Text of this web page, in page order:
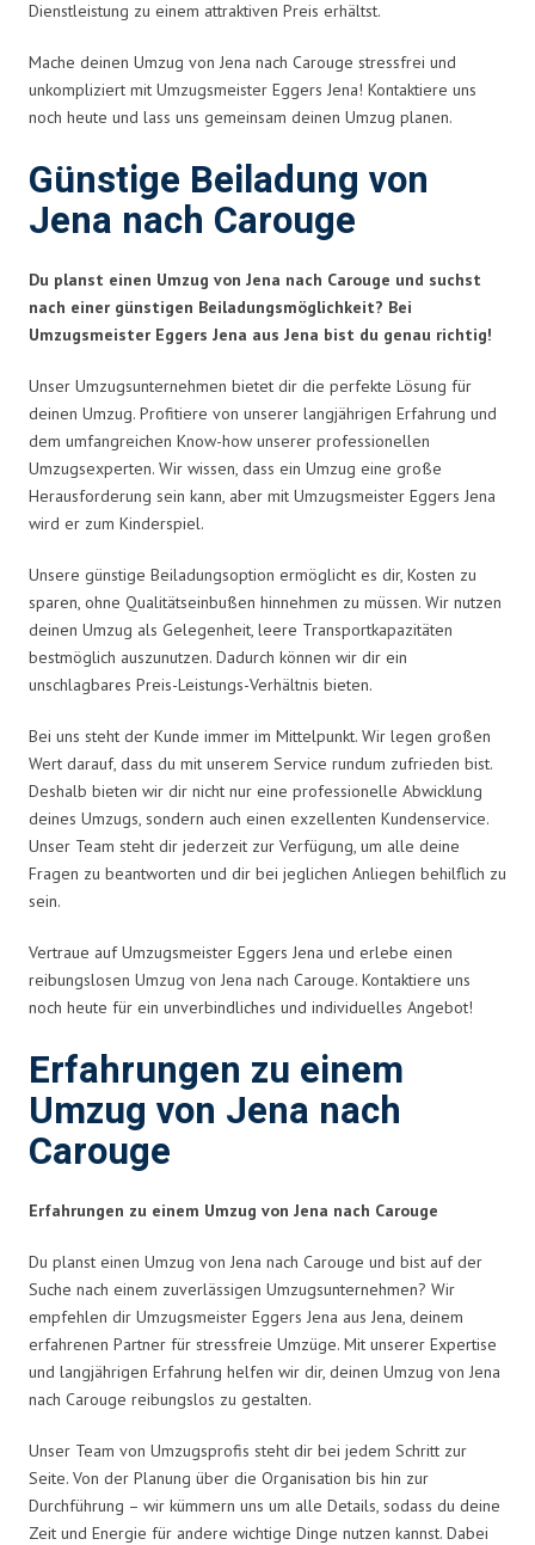
Dienstleistung zu einem attraktiven Preis erhältst.
Mache deinen Umzug von Jena nach Carouge stressfrei und
unkompliziert mit Umzugsmeister Eggers Jena! Kontaktiere uns
noch heute und lass uns gemeinsam deinen Umzug planen.
Günstige Beiladung von
Jena nach Carouge
Du planst einen Umzug von Jena nach Carouge und suchst
nach einer günstigen Beiladungsmöglichkeit? Bei
Umzugsmeister Eggers Jena aus Jena bist du genau richtig!
Unser Umzugsunternehmen bietet dir die perfekte Lösung für
deinen Umzug. Profitiere von unserer langjährigen Erfahrung und
dem umfangreichen Know-how unserer professionellen
Umzugsexperten. Wir wissen, dass ein Umzug eine große
Herausforderung sein kann, aber mit Umzugsmeister Eggers Jena
wird er zum Kinderspiel.
Unsere günstige Beiladungsoption ermöglicht es dir, Kosten zu
sparen, ohne Qualitätseinbußen hinnehmen zu müssen. Wir nutzen
deinen Umzug als Gelegenheit, leere Transportkapazitäten
bestmöglich auszunutzen. Dadurch können wir dir ein
unschlagbares Preis-Leistungs-Verhältnis bieten.
Bei uns steht der Kunde immer im Mittelpunkt. Wir legen großen
Wert darauf, dass du mit unserem Service rundum zufrieden bist.
Deshalb bieten wir dir nicht nur eine professionelle Abwicklung
deines Umzugs, sondern auch einen exzellenten Kundenservice.
Unser Team steht dir jederzeit zur Verfügung, um alle deine
Fragen zu beantworten und dir bei jeglichen Anliegen behilflich zu
sein.
Vertraue auf Umzugsmeister Eggers Jena und erlebe einen
reibungslosen Umzug von Jena nach Carouge. Kontaktiere uns
noch heute für ein unverbindliches und individuelles Angebot!
Erfahrungen zu einem
Umzug von Jena nach
Carouge
Erfahrungen zu einem Umzug von Jena nach Carouge
Du planst einen Umzug von Jena nach Carouge und bist auf der
Suche nach einem zuverlässigen Umzugsunternehmen? Wir
empfehlen dir Umzugsmeister Eggers Jena aus Jena, deinem
erfahrenen Partner für stressfreie Umzüge. Mit unserer Expertise
und langjährigen Erfahrung helfen wir dir, deinen Umzug von Jena
nach Carouge reibungslos zu gestalten.
Unser Team von Umzugsprofis steht dir bei jedem Schritt zur
Seite. Von der Planung über die Organisation bis hin zur
Durchführung – wir kümmern uns um alle Details, sodass du deine
Zeit und Energie für andere wichtige Dinge nutzen kannst. Dabei